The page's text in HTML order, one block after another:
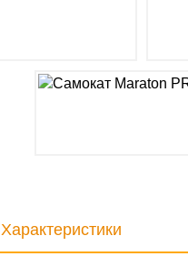
Характеристики